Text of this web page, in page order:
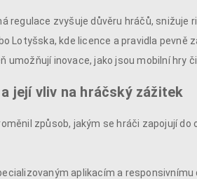
regulace zvyšuje důvěru hráčů,
Lotyšska, kde licence a pravidla
umožňují inovace, jako jsou mobilní hry
její vliv na hráčský zážitek
způsob, jakým se hráči zapojují
aplikacím a responsivnímu